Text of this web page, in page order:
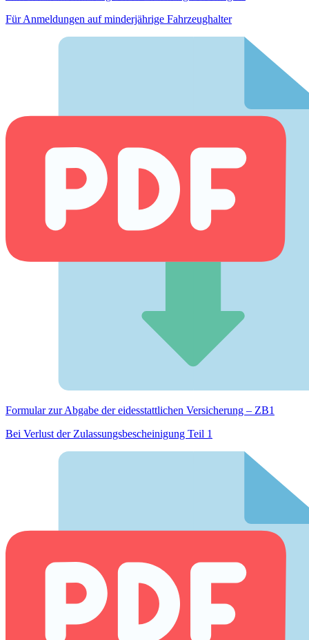
Für Anmeldungen auf minderjährige Fahrzeughalter
Formular zur Abgabe der eides­stattlichen Versicherung – ZB1
Bei Verlust der Zulassungsbescheinigung Teil 1